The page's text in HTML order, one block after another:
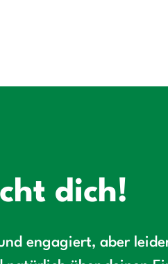
dich!
engagiert, aber